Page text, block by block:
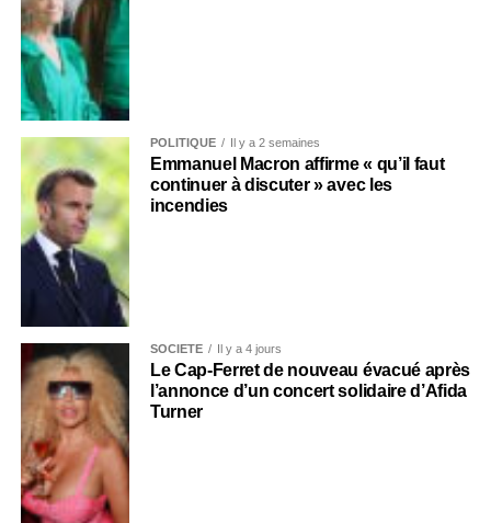
POLITIQUE Il y a 2 semaines
Emmanuel Macron affirme « qu’il faut
continuer à discuter » avec les
incendies
SOCIÉTÉ Il y a 4 jours
Le Cap-Ferret de nouveau évacué après
l’annonce d’un concert solidaire d’Afida
Turner